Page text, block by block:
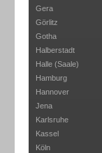
Gera
Görlitz
Gotha
Halberstadt
Halle (Saale)
Hamburg
Hannover
Jena
Karlsruhe
Kassel
Köln